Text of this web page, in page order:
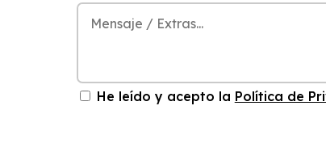
He leído y acepto la Política de